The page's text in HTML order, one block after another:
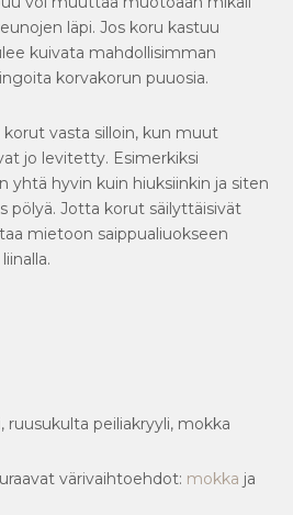
läpi. Jos koru kastuu
kuivata mahdollisimman
korvakorun puuosia.
vasta silloin, kun muut
jo levitetty. Esimerkiksi
yhtä hyvin kuin hiuksiinkin ja siten
pölyä. Jotta korut säilyttäisivät
mietoon saippualiuokseen
ruusukulta peiliakryyli, mokka
värivaihtoehdot: mokka ja